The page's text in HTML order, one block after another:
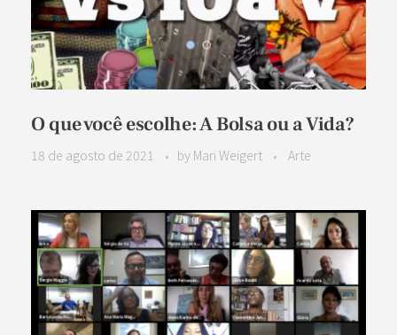
O que você escolhe: A Bolsa ou a Vida?
18 de agosto de 2021 by Mari Weigert Arte